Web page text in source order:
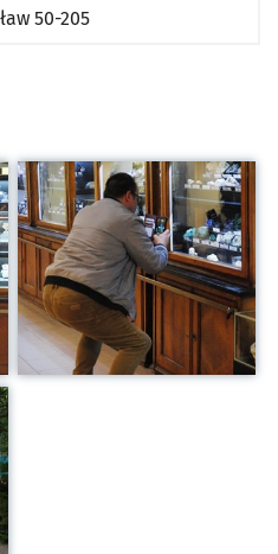
50-205
Kliknij, aby powiększyć